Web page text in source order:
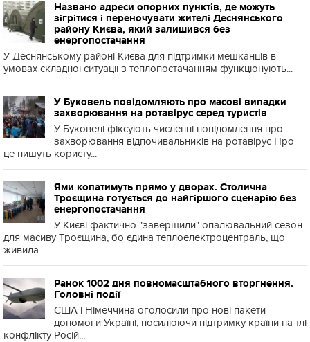
Названо адреси опорних пунктів, де можуть
зігрітися і переночувати жителі Деснянського
району Києва, який залишився без
енергопостачання
У Деснянському районі Києва для підтримки мешканців в
умовах складної ситуації з теплопостачанням функціонують...
У Буковель повідомляють про масові випадки
захворювання на ротавірус серед туристів
У Буковелі фіксують численні повідомлення про
захворювання відпочивальників на ротавірус Про
це пишуть користу...
Ями копатимуть прямо у дворах. Столична
Троєщина готується до найгіршого сценарію без
енергопостачання
У Києві фактично "завершили" опалювальний сезон
для масиву Троєщина, бо єдина теплоелектроцентраль, що
живила ...
Ранок 1002 дня повномасштабного вторгнення.
Головні події
США і Німеччина оголосили про нові пакети
допомоги Україні, посилюючи підтримку країни на тлі
конфлікту Росій...